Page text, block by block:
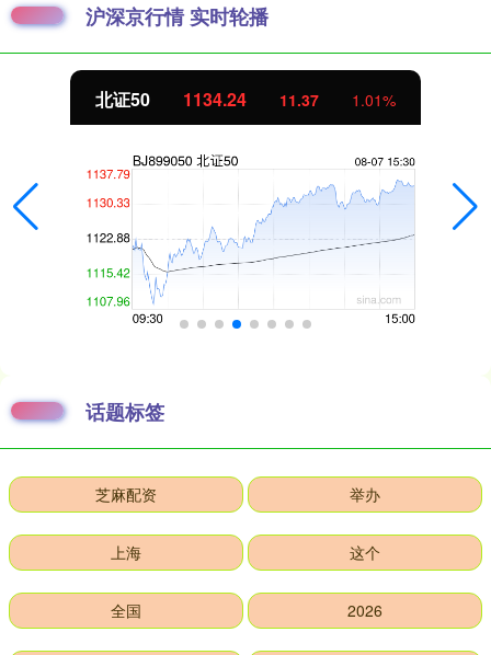
沪深京行情 实时轮播
北证50 1134.24 11.37 1.01%
话题标签
芝麻配资 举办
上海 这个
全国 2026